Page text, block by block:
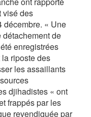
visé des
décembre. « Une
détachement de
enregistrées
riposte des
les assaillants
djihadistes « ont
frappés par les
revendiquée par